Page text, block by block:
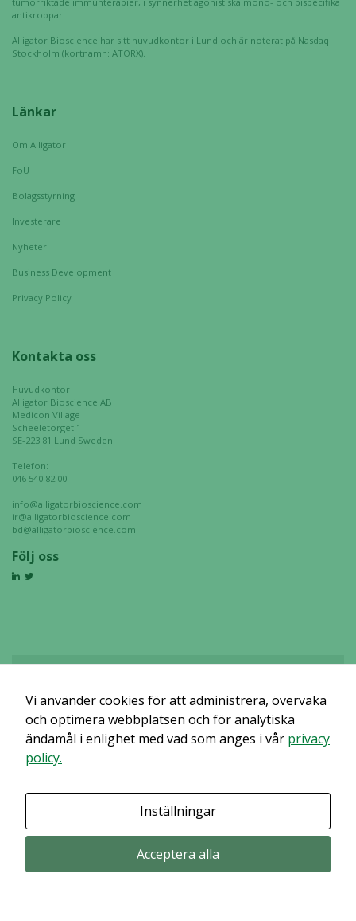
antikroppar.
Alligator Bioscience har sitt huvudkontor i Lund och är noterat på Nasdaq
Stockholm (kortnamn: ATORX).
Länkar
Om Alligator
FoU
Bolagsstyrning
Investerare
Nyheter
Business Development
Privacy Policy
Kontakta oss
Huvudkontor
Alligator Bioscience AB
Medicon Village
Scheeletorget 1
SE-223 81 Lund Sweden
Telefon:
046 540 82 00
info@alligatorbioscience.com
ir@alligatorbioscience.com
bd@alligatorbioscience.com
Följ oss
Det verkar som om dina inställningar hindrar dig från att se detta
avstängt.
Vi använder cookies för att administrera, övervaka
och optimera webbplatsen och för analytiska
ändamål i enlighet med vad som anges i vår privacy
policy.
Inställningar
Acceptera alla